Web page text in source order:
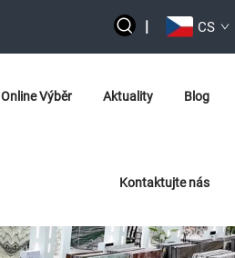
| CS
Online Výběr Aktuality Blog
Kontaktujte nás